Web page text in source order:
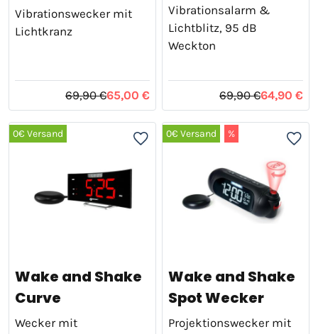
Vibrationswecker mit
Lichtkranz
69,90 €65,00 €
Vibrationsalarm &
Lichtblitz, 95 dB
Weckton
69,90 €64,90 €
0€ Versand
Wake and Shake
Curve
Wecker mit
0€ Versand %
Wake and Shake
Spot Wecker
Projektionswecker mit